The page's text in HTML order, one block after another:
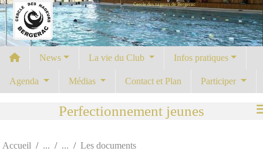
Cercle des nageurs de Bergerac
News La vie du Club Infos pratiques
Agenda Médias Contact et Plan Participer
Perfectionnement jeunes
Accueil Les documents
Panneau de gestion des cookies